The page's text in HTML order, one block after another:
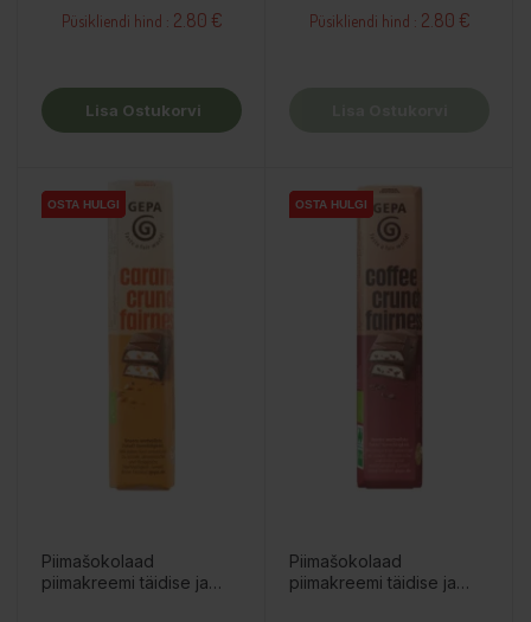
Püsikliendi hind : 2.80 €
Lisa Ostukorvi
Püsikliendi hind : 2.80 €
OSTA HULGI
OSTA HULGI
OSTA HULGI
Piimašokolaad
piimakreemi täidise ja
OSTA HULGI
OSTA HULGI
OSTA HULGI
Piimašokolaad
piimakreemi täidise ja